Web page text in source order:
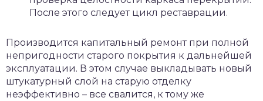
После этого следует цикл реставрации.
Производится капитальный ремонт при полной
непригодности старого покрытия к дальнейшей
эксплуатации. В этом случае выкладывать новый
штукатурный слой на старую отделку
неэффективно – все свалится, к тому же